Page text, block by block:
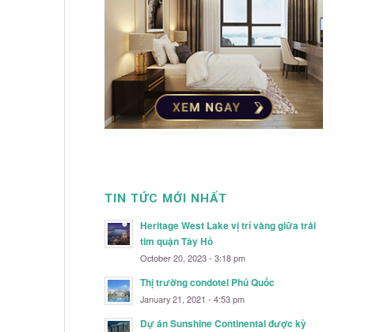
TIN TỨC MỚI NHẤT
Heritage West Lake vị trí vàng giữa trái
tim quận Tây Hồ
October 20, 2023 - 3:18 pm
Thị trường condotel Phú Quốc
January 21, 2021 - 4:53 pm
Dự án Sunshine Continental được kỳ